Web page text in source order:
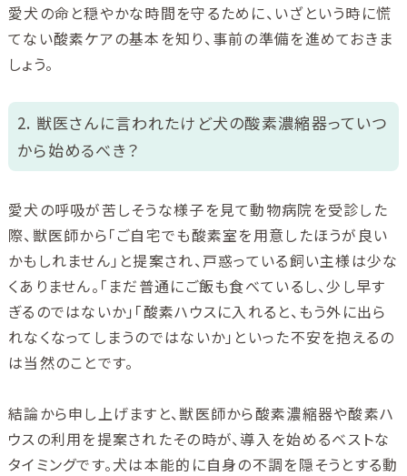
愛犬の命と穏やかな時間を守るために、いざという時に慌
てない酸素ケアの基本を知り、事前の準備を進めておきま
しょう。
2. 獣医さんに言われたけど犬の酸素濃縮器っていつ
から始めるべき？
愛犬の呼吸が苦しそうな様子を見て動物病院を受診した
際、獣医師から「ご自宅でも酸素室を用意したほうが良い
かもしれません」と提案され、戸惑っている飼い主様は少な
くありません。「まだ普通にご飯も食べているし、少し早す
ぎるのではないか」「酸素ハウスに入れると、もう外に出ら
れなくなってしまうのではないか」といった不安を抱えるの
は当然のことです。
結論から申し上げますと、獣医師から酸素濃縮器や酸素ハ
ウスの利用を提案されたその時が、導入を始めるベストな
タイミングです。犬は本能的に自身の不調を隠そうとする動